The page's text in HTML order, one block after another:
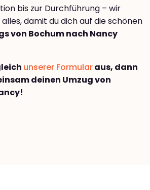
bis zur Durchführung – wir
damit du dich auf die schönen
von Bochum nach Nancy
unserer Formularaus, dann
deinen Umzug von